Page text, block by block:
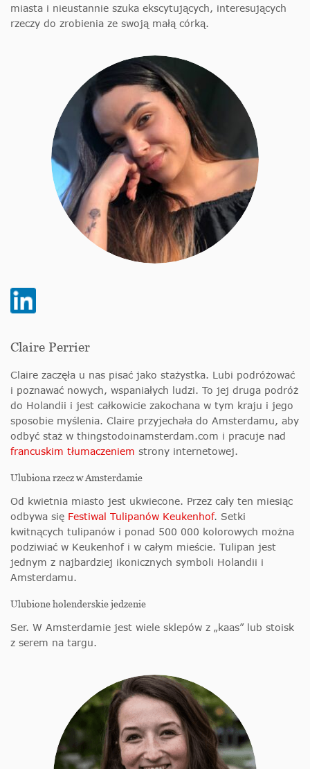
miasta i nieustannie szuka ekscytujących, interesujących
rzeczy do zrobienia ze swoją małą córką.
Claire Perrier
Claire zaczęła u nas pisać jako stażystka. Lubi podróżować
i poznawać nowych, wspaniałych ludzi. To jej druga podróż
do Holandii i jest całkowicie zakochana w tym kraju i jego
sposobie myślenia. Claire przyjechała do Amsterdamu, aby
odbyć staż w thingstodoinamsterdam.com i pracuje nad
francuskim tłumaczeniem strony internetowej.
Ulubiona rzecz w Amsterdamie
Od kwietnia miasto jest ukwiecone. Przez cały ten miesiąc
odbywa się Festiwal Tulipanów Keukenhof. Setki
kwitnących tulipanów i ponad 500 000 kolorowych można
podziwiać w Keukenhof i w całym mieście. Tulipan jest
jednym z najbardziej ikonicznych symboli Holandii i
Amsterdamu.
Ulubione holenderskie jedzenie
Ser. W Amsterdamie jest wiele sklepów z „kaas” lub stoisk
z serem na targu.